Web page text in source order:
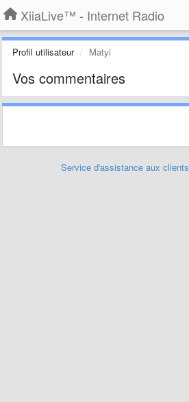
XiiaLive™ - Internet Radio
Profil utilisateur Matyi
Vos commentaires
Service d'assistance aux clients